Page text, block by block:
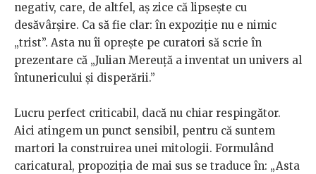
negativ, care, de altfel, aș zice că lipsește cu
desăvârșire. Ca să fie clar: în expoziție nu e nimic
„trist”. Asta nu îi oprește pe curatori să scrie în
prezentare că „Julian Mereuță a inventat un univers al
întunericului și disperării.”
Lucru perfect criticabil, dacă nu chiar respingător.
Aici atingem un punct sensibil, pentru că suntem
martori la construirea unei mitologii. Formulând
caricatural, propoziția de mai sus se traduce în: „Asta